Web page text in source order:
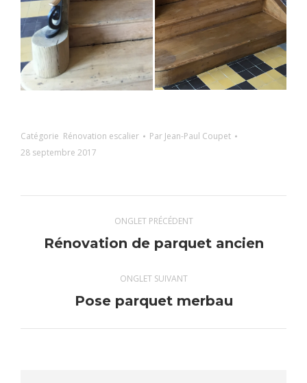
Catégorie Rénovation escalier Par Jean-Paul Coupet
28 septembre 2017
de
ONGLET PRÉCÉDENT
Onglet
Rénovation de parquet ancien
ONGLET SUIVANT
Projets
Pose parquet merbau